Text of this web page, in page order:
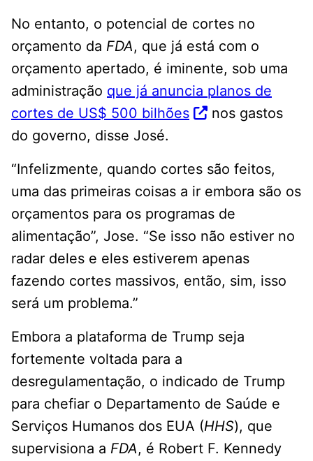
No entanto, o potencial de cortes no
orçamento da FDA, que já está com o
orçamento apertado, é iminente, sob uma
administração que já anuncia planos de
cortes de US$ 500 bilhões
nos gastos
do governo, disse José.
“Infelizmente, quando cortes são feitos,
uma das primeiras coisas a ir embora são os
orçamentos para os programas de
alimentação”, Jose. “Se isso não estiver no
radar deles e eles estiverem apenas
fazendo cortes massivos, então, sim, isso
será um problema.”
Embora a plataforma de Trump seja
fortemente voltada para a
desregulamentação, o indicado de Trump
para chefiar o Departamento de Saúde e
Serviços Humanos dos EUA (HHS), que
supervisiona a FDA, é Robert F. Kennedy